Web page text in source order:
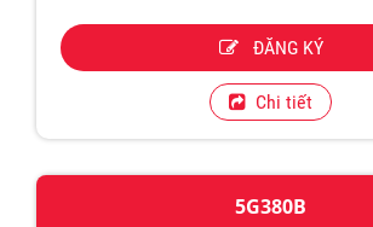
ĐĂNG KÝ
Chi tiết
5G380B